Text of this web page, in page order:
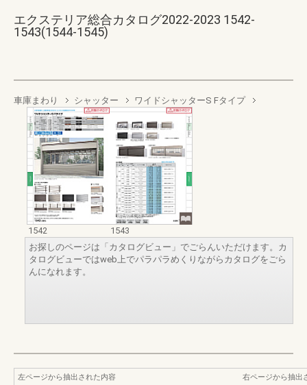
エクステリア総合カタログ2022-2023 1542-
1543(1544-1545)
車庫まわり シャッター ワイドシャッターS Fタイプ
1542
1543
お探しのページは「カタログビュー」でごらんいただけます。カ
タログビューではweb上でパラパラめくりながらカタログをごら
んになれます。
左ページから抽出された内容
右ページから抽出